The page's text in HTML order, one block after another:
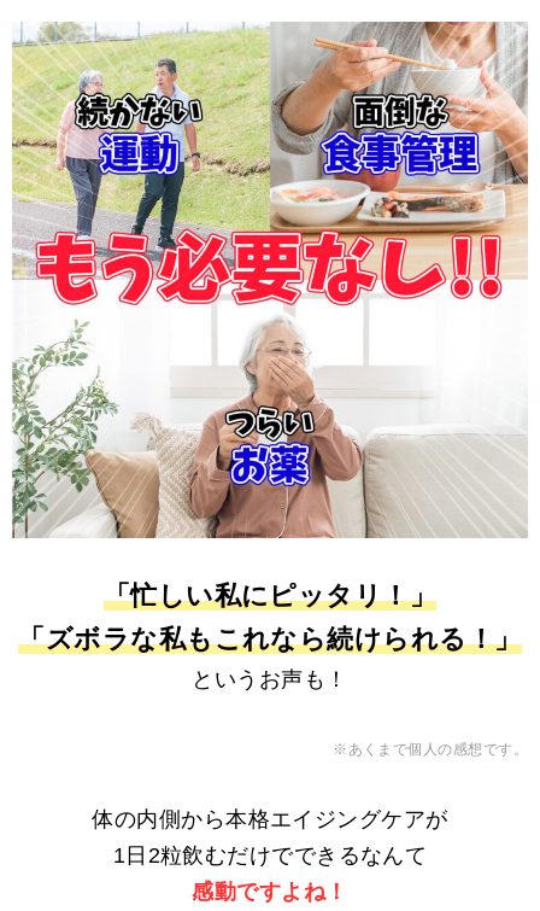
「忙しい私にピッタリ！」
「ズボラな私もこれなら続けられる！」
というお声も！
※あくまで個人の感想です。
体の内側から本格エイジングケアが
1日2粒飲むだけでできるなんて
感動ですよね！